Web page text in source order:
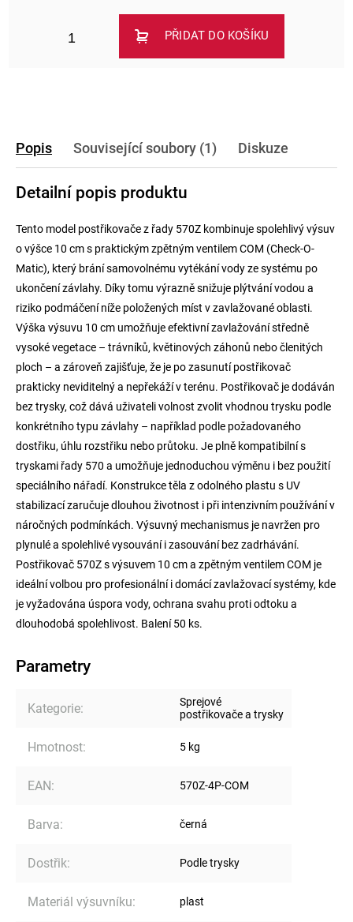
PŘIDAT DO KOŠÍKU
Popis Související soubory (1) Diskuze
Detailní popis produktu
Tento model postřikovače z řady 570Z kombinuje spolehlivý výsuv
o výšce 10 cm s praktickým zpětným ventilem COM (Check-O-
Matic), který brání samovolnému vytékání vody ze systému po
ukončení závlahy. Díky tomu výrazně snižuje plýtvání vodou a
riziko podmáčení níže položených míst v zavlažované oblasti.
Výška výsuvu 10 cm umožňuje efektivní zavlažování středně
vysoké vegetace – trávníků, květinových záhonů nebo členitých
ploch – a zároveň zajišťuje, že je po zasunutí postřikovač
prakticky neviditelný a nepřekáží v terénu. Postřikovač je dodáván
bez trysky, což dává uživateli volnost zvolit vhodnou trysku podle
konkrétního typu závlahy – například podle požadovaného
dostřiku, úhlu rozstřiku nebo průtoku. Je plně kompatibilní s
tryskami řady 570 a umožňuje jednoduchou výměnu i bez použití
speciálního nářadí. Konstrukce těla z odolného plastu s UV
stabilizací zaručuje dlouhou životnost i při intenzivním používání v
náročných podmínkách. Výsuvný mechanismus je navržen pro
plynulé a spolehlivé vysouvání i zasouvání bez zadrhávání.
Postřikovač 570Z s výsuvem 10 cm a zpětným ventilem COM je
ideální volbou pro profesionální i domácí zavlažovací systémy, kde
je vyžadována úspora vody, ochrana svahu proti odtoku a
dlouhodobá spolehlivost. Balení 50 ks.
Parametry
Kategorie:
Sprejové
postřikovače a trysky
Hmotnost: 5 kg
EAN: 570Z-4P-COM
Barva: černá
Dostřik: Podle trysky
Materiál výsuvníku: plast